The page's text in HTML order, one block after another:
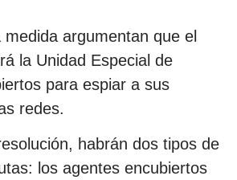
argumentan que el
la Unidad Especial de
para espiar a sus
redes.
habrán dos tipos de
los agentes encubiertos